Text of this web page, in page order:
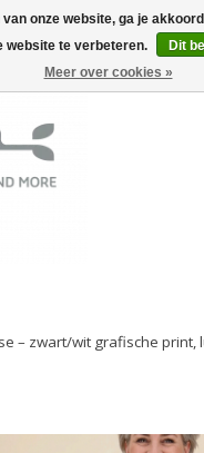
– zwart/wit grafische print,
image slideshow Items
onze website, ga je
website te verbeteren.
Dit
Meer over cookies »